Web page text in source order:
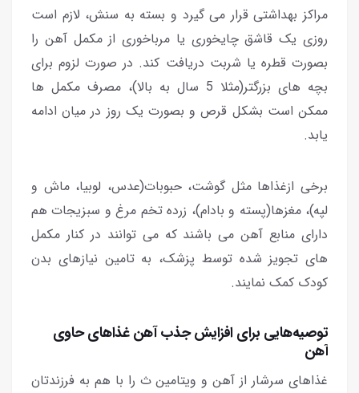
مراکز بهداشتی قرار می گیرد و بسته به سنش، لازم است
روزی یک قاشق چایخوری یا مرباخوری از مکمل آهن را
بصورت قطره یا شربت دریافت کند. در صورت لزوم برای
بچه های بزرگتر(مثلا 5 سال به بالا)، مصرف مکمل ها
ممکن است بشکل قرص و بصورت یک روز در میان ادامه
یابد.
برخی ازغذاها مثل گوشت، حبوبات(عدس، لوبیا، ماش و
لپه)، مغزها(پسته و بادام)، زرده تخم مرغ و سبزیجات هم
دارای منابع آهن می باشند که می توانند در کنار مکمل
های تجویز شده توسط پزشک، به تامین نیازهای بدن
کودک کمک نمایند.
توصیه‌هایی برای افزایش جذب آهن غذاهای حاوی
آهن
غذاهای سرشار از آهن و ویتامین ث را با هم به فرزندتان